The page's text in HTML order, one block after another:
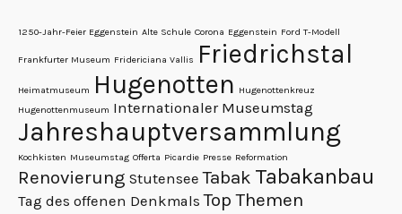
1250-Jahr-Feier Eggenstein Alte Schule Corona Eggenstein Ford T-Modell
Frankfurter Museum Fridericiana Vallis Friedrichstal
Heimatmuseum Hugenotten Hugenottenkreuz
Hugenottenmuseum Internationaler Museumstag
Jahreshauptversammlung
Kochkisten Museumstag Offerta Picardie Presse Reformation
Renovierung Stutensee Tabak Tabakanbau
Tag des offenen Denkmals Top Themen